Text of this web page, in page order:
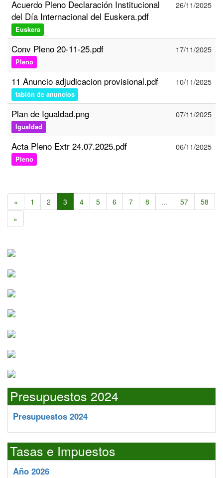
Acuerdo Pleno Declaración Institucional
del Día Internacional del Euskera.pdf
Euskera
26/11/2025
Conv Pleno 20-11-25.pdf
Pleno
17/11/2025
11 Anuncio adjudicacion provisional.pdf
tablón de anuncios
10/11/2025
Plan de Igualdad.png
Igualdad
07/11/2025
Acta Pleno Extr 24.07.2025.pdf
Pleno
06/11/2025
« 1 2 3 4 5 6 7 8 ... 57
58
»
Presupuestos 2024
Presupuestos 2024
Tasas e Impuestos
Año 2026